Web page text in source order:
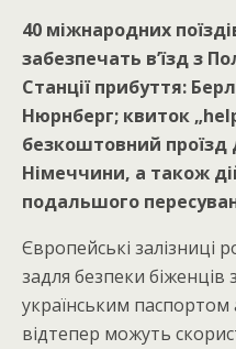
40 міжнародних
забезпечать в’їзд з
Станції прибуття:
Нюрнберг; квиток
безкоштовний проїзд
Німеччини, а також
подальшого
Європейські залізниці
задля безпеки
українським
відтепер можуть